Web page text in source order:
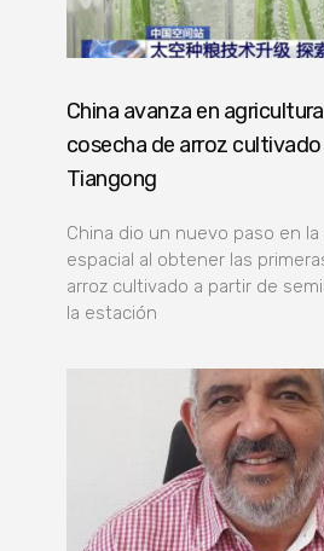
China avanza en
cosecha de arroz
Tiangong
China dio un nuevo paso en
espacial al obtener las
arroz cultivado a partir de
la estación